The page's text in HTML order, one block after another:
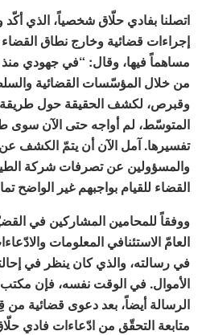
اتصلنا بفادي حلّاق شخصياً، الذي أكّد
إجراءات قضائية وخارج نطاق
من خلال المؤسّسات القضائية
وقبرص، لكشف الحقيقة حول
المتوسّط، لم أواجه حتى الآن سوى
تفسيرها. آمل الآن أن يتمّ الكشف عن
والمسؤولين عن تصرفات شركة
القضاء للقيام بواجبهم غير الواضح
ووفقاً للمحامين المشاركين في
العامّ الاستئنافي المعلومات
في رسالته، والذي كان ينظر في
الأموال. في الوقت نفسه، فإن مكتب
الرسالة أيضاً، بعد دعوى قضائية
متابعة التحقّق من ادّعاءات فادي